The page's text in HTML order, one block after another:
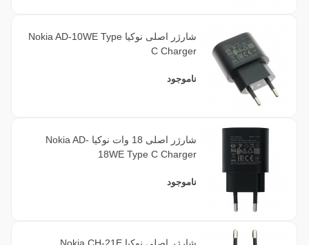
شارژر اصلی نوکیا Nokia AD-10WE Type
C Charger
ناموجود
شارژر اصلی 18 وات نوکیا Nokia AD-
18WE Type C Charger
ناموجود
شارژر اصلی نوکیا Nokia CH-21E